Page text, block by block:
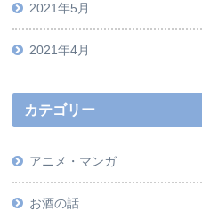
2021年5月
2021年4月
カテゴリー
アニメ・マンガ
お酒の話